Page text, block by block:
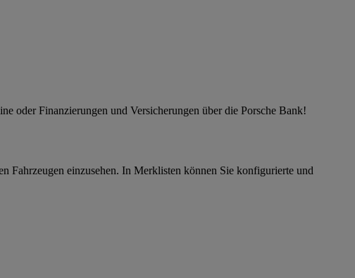
oder Finanzierungen und Versicherungen über die Porsche Bank!
Fahrzeugen einzusehen. In Merklisten können Sie konfigurierte und